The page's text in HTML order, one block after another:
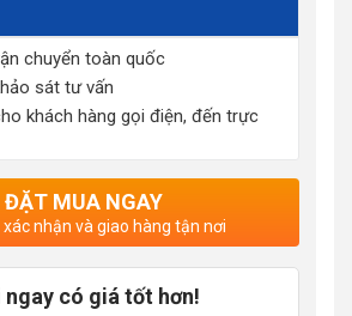
chuyển toàn quốc
sát tư vấn
khách hàng gọi điện, đến trực
ĐẶT MUA NGAY
xác nhận và giao hàng tận nơi
ngay có giá tốt hơn!